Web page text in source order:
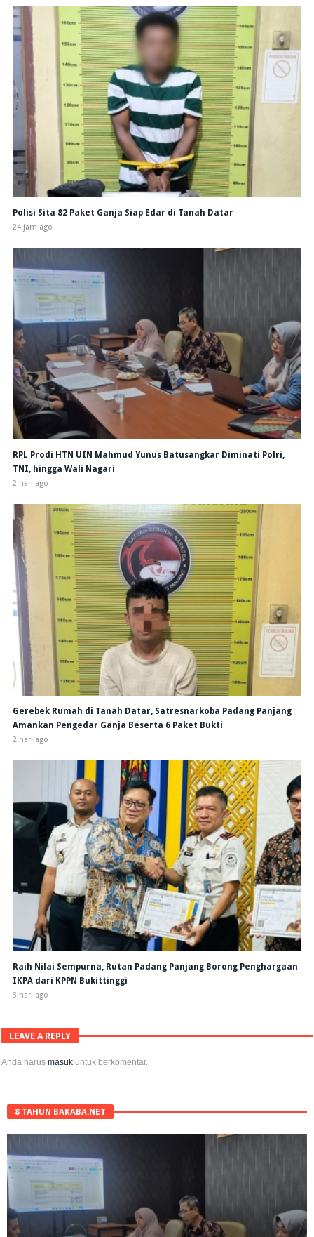
Polisi Sita 82 Paket Ganja Siap Edar di Tanah Datar
24 jam ago
RPL Prodi HTN UIN Mahmud Yunus Batusangkar Diminati Polri,
TNI, hingga Wali Nagari
2 hari ago
Gerebek Rumah di Tanah Datar, Satresnarkoba Padang Panjang
Amankan Pengedar Ganja Beserta 6 Paket Bukti
2 hari ago
Raih Nilai Sempurna, Rutan Padang Panjang Borong Penghargaan
IKPA dari KPPN Bukittinggi
3 hari ago
LEAVE A REPLY
Anda harusmasuk untuk berkomentar.
8 TAHUN BAKABA.NET